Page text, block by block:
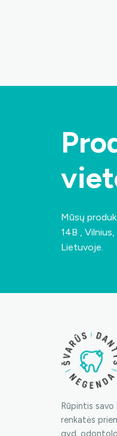
Mūsų
14B ,
Lietuvoje.
Rūpintis
renkatės
gyd.